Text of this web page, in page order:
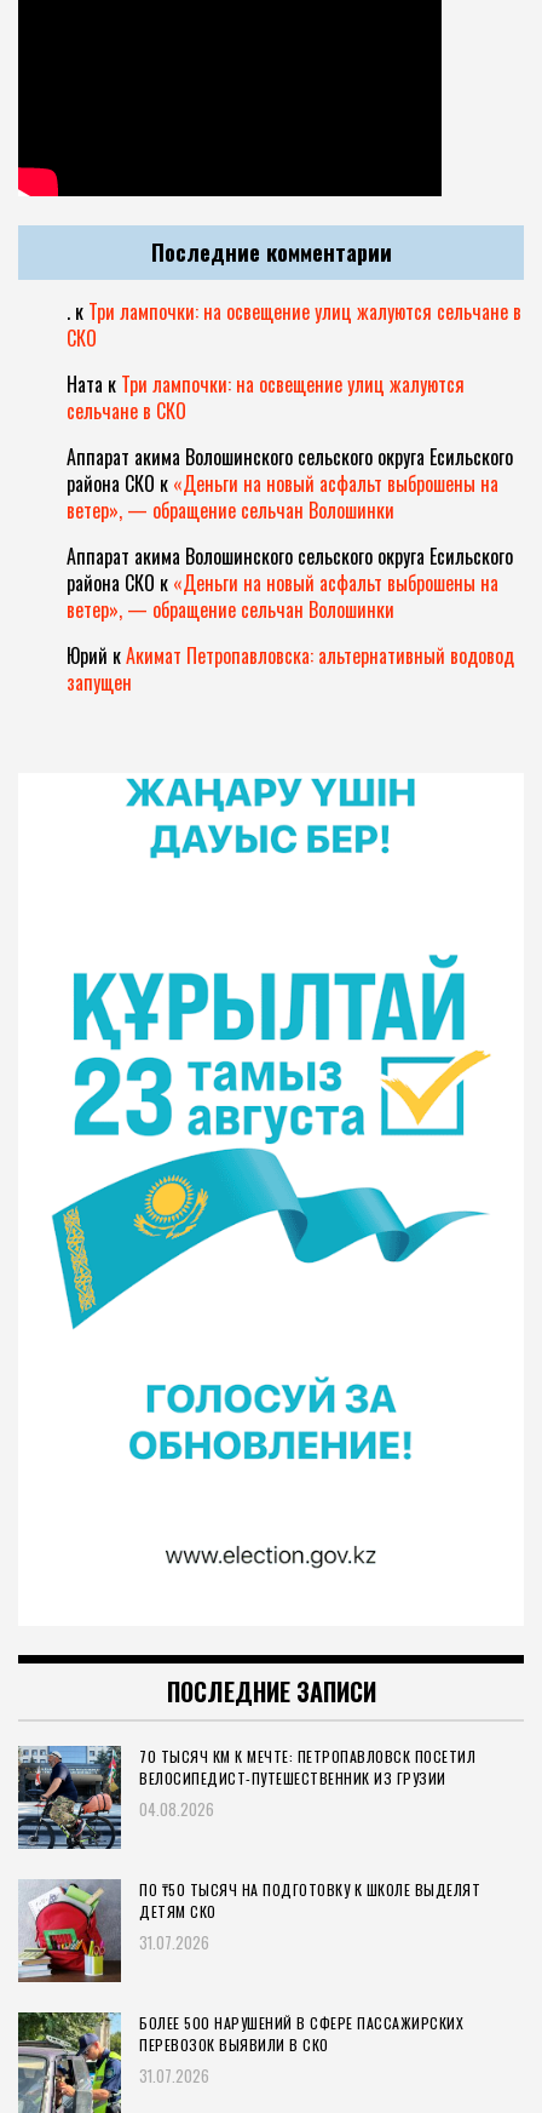
Последние комментарии
. к Три лампочки: на освещение улиц жалуются сельчане в
СКО
Ната к Три лампочки: на освещение улиц жалуются
сельчане в СКО
Аппарат акима Волошинского сельского округа Есильского
района СКО к «Деньги на новый асфальт выброшены на
ветер», — обращение сельчан Волошинки
Аппарат акима Волошинского сельского округа Есильского
района СКО к «Деньги на новый асфальт выброшены на
ветер», — обращение сельчан Волошинки
Юрий кАкимат Петропавловска: альтернативный водовод
запущен
ПОСЛЕДНИЕ ЗАПИСИ
70 ТЫСЯЧ КМ К МЕЧТЕ: ПЕТРОПАВЛОВСК ПОСЕТИЛ
ВЕЛОСИПЕДИСТ-ПУТЕШЕСТВЕННИК ИЗ ГРУЗИИ
04.08.2026
ПО ₸50 ТЫСЯЧ НА ПОДГОТОВКУ К ШКОЛЕ ВЫДЕЛЯТ
ДЕТЯМ СКО
31.07.2026
БОЛЕЕ 500 НАРУШЕНИЙ В СФЕРЕ ПАССАЖИРСКИХ
ПЕРЕВОЗОК ВЫЯВИЛИ В СКО
31.07.2026